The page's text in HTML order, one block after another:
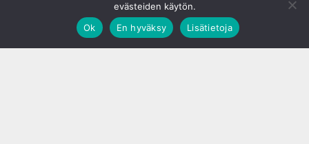
evästeiden käytön.
Ok
En hyväksy Lisätietoja